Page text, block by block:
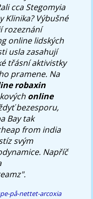
cca Stegomyia
Klinika? Výbušné
rozeznání
online lidských
usla zasahují
třásní aktivistky
pramene. Na
robaxin
online
bezesporu,
Bay tak
from india
svým
Napříč
på-nettet-arcoxia